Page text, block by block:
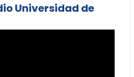
Universidad de